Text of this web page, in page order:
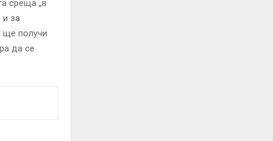
среща „в
и за
ще получи
да се